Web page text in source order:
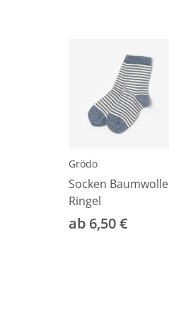
Grödo
Socken Baumwolle
Ringel
ab 6,50 €